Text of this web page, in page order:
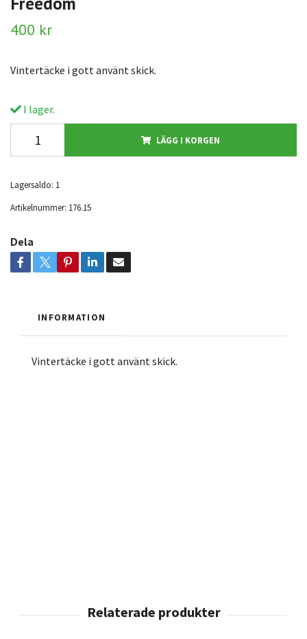
400 kr
Vintertäcke i gott använt skick.
I lager.
LÄGG I KORGEN
Lagersaldo: 1
Artikelnummer: 176.15
Dela
INFORMATION
Vintertäcke i gott använt skick.